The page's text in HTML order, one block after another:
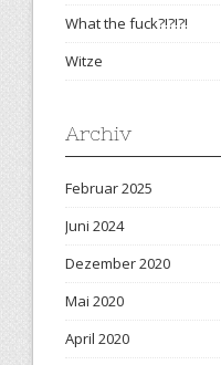
What the fuck?!?!?!
Witze
Archiv
Februar 2025
Juni 2024
Dezember 2020
Mai 2020
April 2020